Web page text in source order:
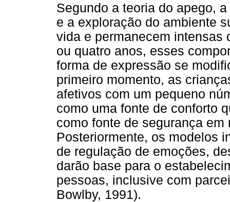
Segundo a teoria do apego,
e a exploração do ambiente
vida e permanecem intensas
ou quatro anos, esses
forma de expressão se
primeiro momento, as
afetivos com um pequeno
como uma fonte de conforto
como fonte de segurança
Posteriormente, os modelos
de regulação de emoções,
darão base para o
pessoas, inclusive com
Bowlby, 1991).